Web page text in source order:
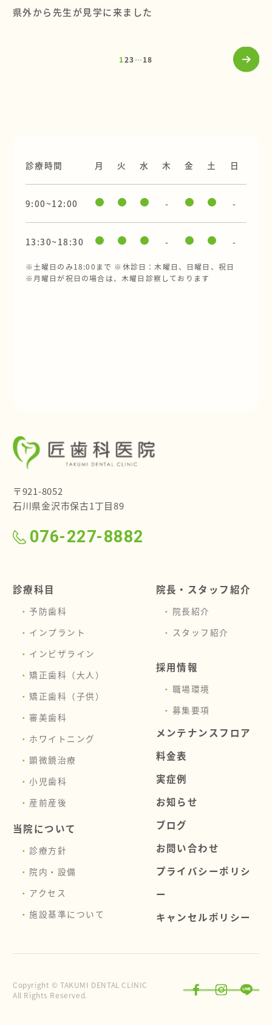
県外から先生が見学に来ました
123…18
診療時間 月 火 水 木 金 土 日
9:00~12:00 - -
13:30~18:30 - -
※土曜日のみ18:00まで ※休診日：木曜日、日曜日、祝日
※月曜日が祝日の場合は、木曜日診察しております
〒921-8052
石川県金沢市保古1丁目89
076-227-8882
診療科目
予防歯科
インプラント
インビザライン
矯正歯科（大人）
矯正歯科（子供）
審美歯科
ホワイトニング
顕微鏡治療
小児歯科
産前産後
当院について
診療方針
院内・設備
アクセス
施設基準について
院長・スタッフ紹介
院長紹介
スタッフ紹介
採用情報
職場環境
募集要項
メンテナンスフロア
料金表
実症例
お知らせ
ブログ
お問い合わせ
プライバシーポリシ
ー
キャンセルポリシー
Copyright © TAKUMI DENTAL CLINIC
All Rights Reserved.